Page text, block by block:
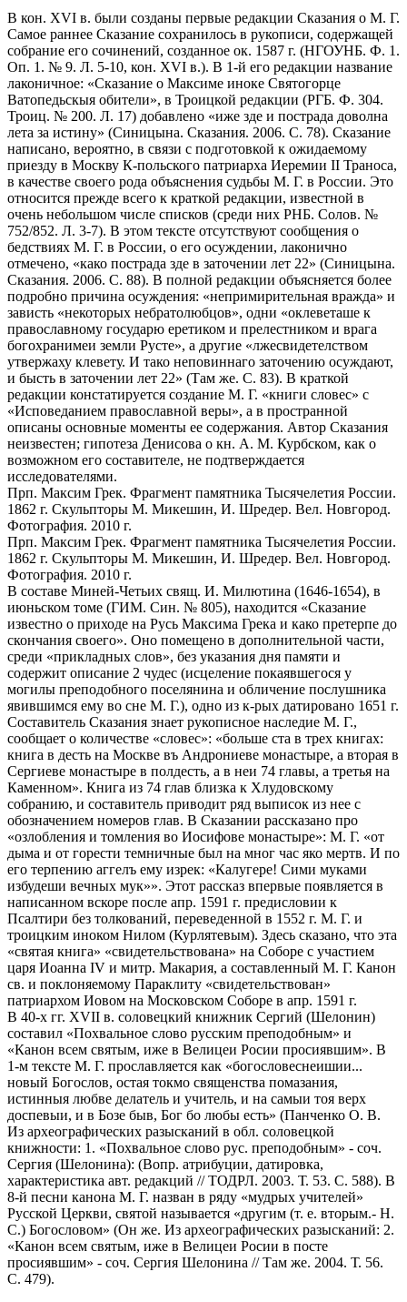
В кон. ХVI в. были созданы первые редакции Сказания о М. Г.
Самое раннее Сказание сохранилось в рукописи, содержащей
собрание его сочинений, созданное ок. 1587 г. (НГОУНБ. Ф. 1.
Оп. 1. № 9. Л. 5-10, кон. XVI в.). В 1-й его редакции название
лаконичное: «Сказание о Максиме иноке Святогорце
Ватопедьскыя обители», в Троицкой редакции (РГБ. Ф. 304.
Троиц. № 200. Л. 17) добавлено «иже зде и пострада доволна
лета за истину» (Синицына. Сказания. 2006. С. 78). Сказание
написано, вероятно, в связи с подготовкой к ожидаемому
приезду в Москву К-польского патриарха Иеремии II Траноса,
в качестве своего рода объяснения судьбы М. Г. в России. Это
относится прежде всего к краткой редакции, известной в
очень небольшом числе списков (среди них РНБ. Солов. №
752/852. Л. 3-7). В этом тексте отсутствуют сообщения о
бедствиях М. Г. в России, о его осуждении, лаконично
отмечено, «како пострада зде в заточении лет 22» (Синицына.
Сказания. 2006. С. 88). В полной редакции объясняется более
подробно причина осуждения: «непримирительная вражда» и
зависть «некоторых небратолюбцов», одни «оклеветаше к
православному государю еретиком и прелестником и врага
богохранимеи земли Русте», а другие «лжесвидетелством
утвержаху клевету. И тако неповиннаго заточению осуждают,
и бысть в заточении лет 22» (Там же. С. 83). В краткой
редакции констатируется создание М. Г. «книги словес» с
«Исповеданием православной веры», а в пространной
описаны основные моменты ее содержания. Автор Сказания
неизвестен; гипотеза Денисова о кн. А. М. Курбском, как о
возможном его составителе, не подтверждается
исследователями.
Прп. Максим Грек. Фрагмент памятника Тысячелетия России.
1862 г. Скульпторы М. Микешин, И. Шредер. Вел. Новгород.
Фотография. 2010 г.
Прп. Максим Грек. Фрагмент памятника Тысячелетия России.
1862 г. Скульпторы М. Микешин, И. Шредер. Вел. Новгород.
Фотография. 2010 г.
В составе Миней-Четьих свящ. И. Милютина (1646-1654), в
июньском томе (ГИМ. Син. № 805), находится «Сказание
известно о приходе на Русь Максима Грека и како претерпе до
скончания своего». Оно помещено в дополнительной части,
среди «прикладных слов», без указания дня памяти и
содержит описание 2 чудес (исцеление покаявшегося у
могилы преподобного поселянина и обличение послушника
явившимся ему во сне М. Г.), одно из к-рых датировано 1651 г.
Составитель Сказания знает рукописное наследие М. Г.,
сообщает о количестве «словес»: «больше ста в трех книгах:
книга в десть на Москве въ Андрониеве монастыре, а вторая в
Сергиеве монастыре в полдесть, а в неи 74 главы, а третья на
Каменном». Книга из 74 глав близка к Хлудовскому
собранию, и составитель приводит ряд выписок из нее с
обозначением номеров глав. В Сказании рассказано про
«озлобления и томления во Иосифове монастыре»: М. Г. «от
дыма и от горести темничные был на мног час яко мертв. И по
его терпению аггелъ ему изрек: «Калугере! Сими муками
избудеши вечных мук»». Этот рассказ впервые появляется в
написанном вскоре после апр. 1591 г. предисловии к
Псалтири без толкований, переведенной в 1552 г. М. Г. и
троицким иноком Нилом (Курлятевым). Здесь сказано, что эта
«святая книга» «свидетельствована» на Соборе с участием
царя Иоанна IV и митр. Макария, а составленный М. Г. Канон
св. и поклоняемому Параклиту «свидетельствован»
патриархом Иовом на Московском Соборе в апр. 1591 г.
В 40-х гг. XVII в. соловецкий книжник Сергий (Шелонин)
составил «Похвальное слово русским преподобным» и
«Канон всем святым, иже в Велицеи Росии просиявшим». В
1-м тексте М. Г. прославляется как «богословеснеишии...
новый Богослов, остая токмо священства помазания,
истинныя любве делатель и учитель, и на самыи тоя верх
доспевыи, и в Бозе быв, Бог бо любы есть» (Панченко О. В.
Из археографических разысканий в обл. соловецкой
книжности: 1. «Похвальное слово рус. преподобным» - соч.
Сергия (Шелонина): (Вопр. атрибуции, датировка,
характеристика авт. редакций // ТОДРЛ. 2003. Т. 53. С. 588). В
8-й песни канона М. Г. назван в ряду «мудрых учителей»
Русской Церкви, святой называется «другим (т. е. вторым.- Н.
С.) Богословом» (Он же. Из археографических разысканий: 2.
«Канон всем святым, иже в Велицеи Росии в посте
просиявшим» - соч. Сергия Шелонина // Там же. 2004. Т. 56.
С. 479).